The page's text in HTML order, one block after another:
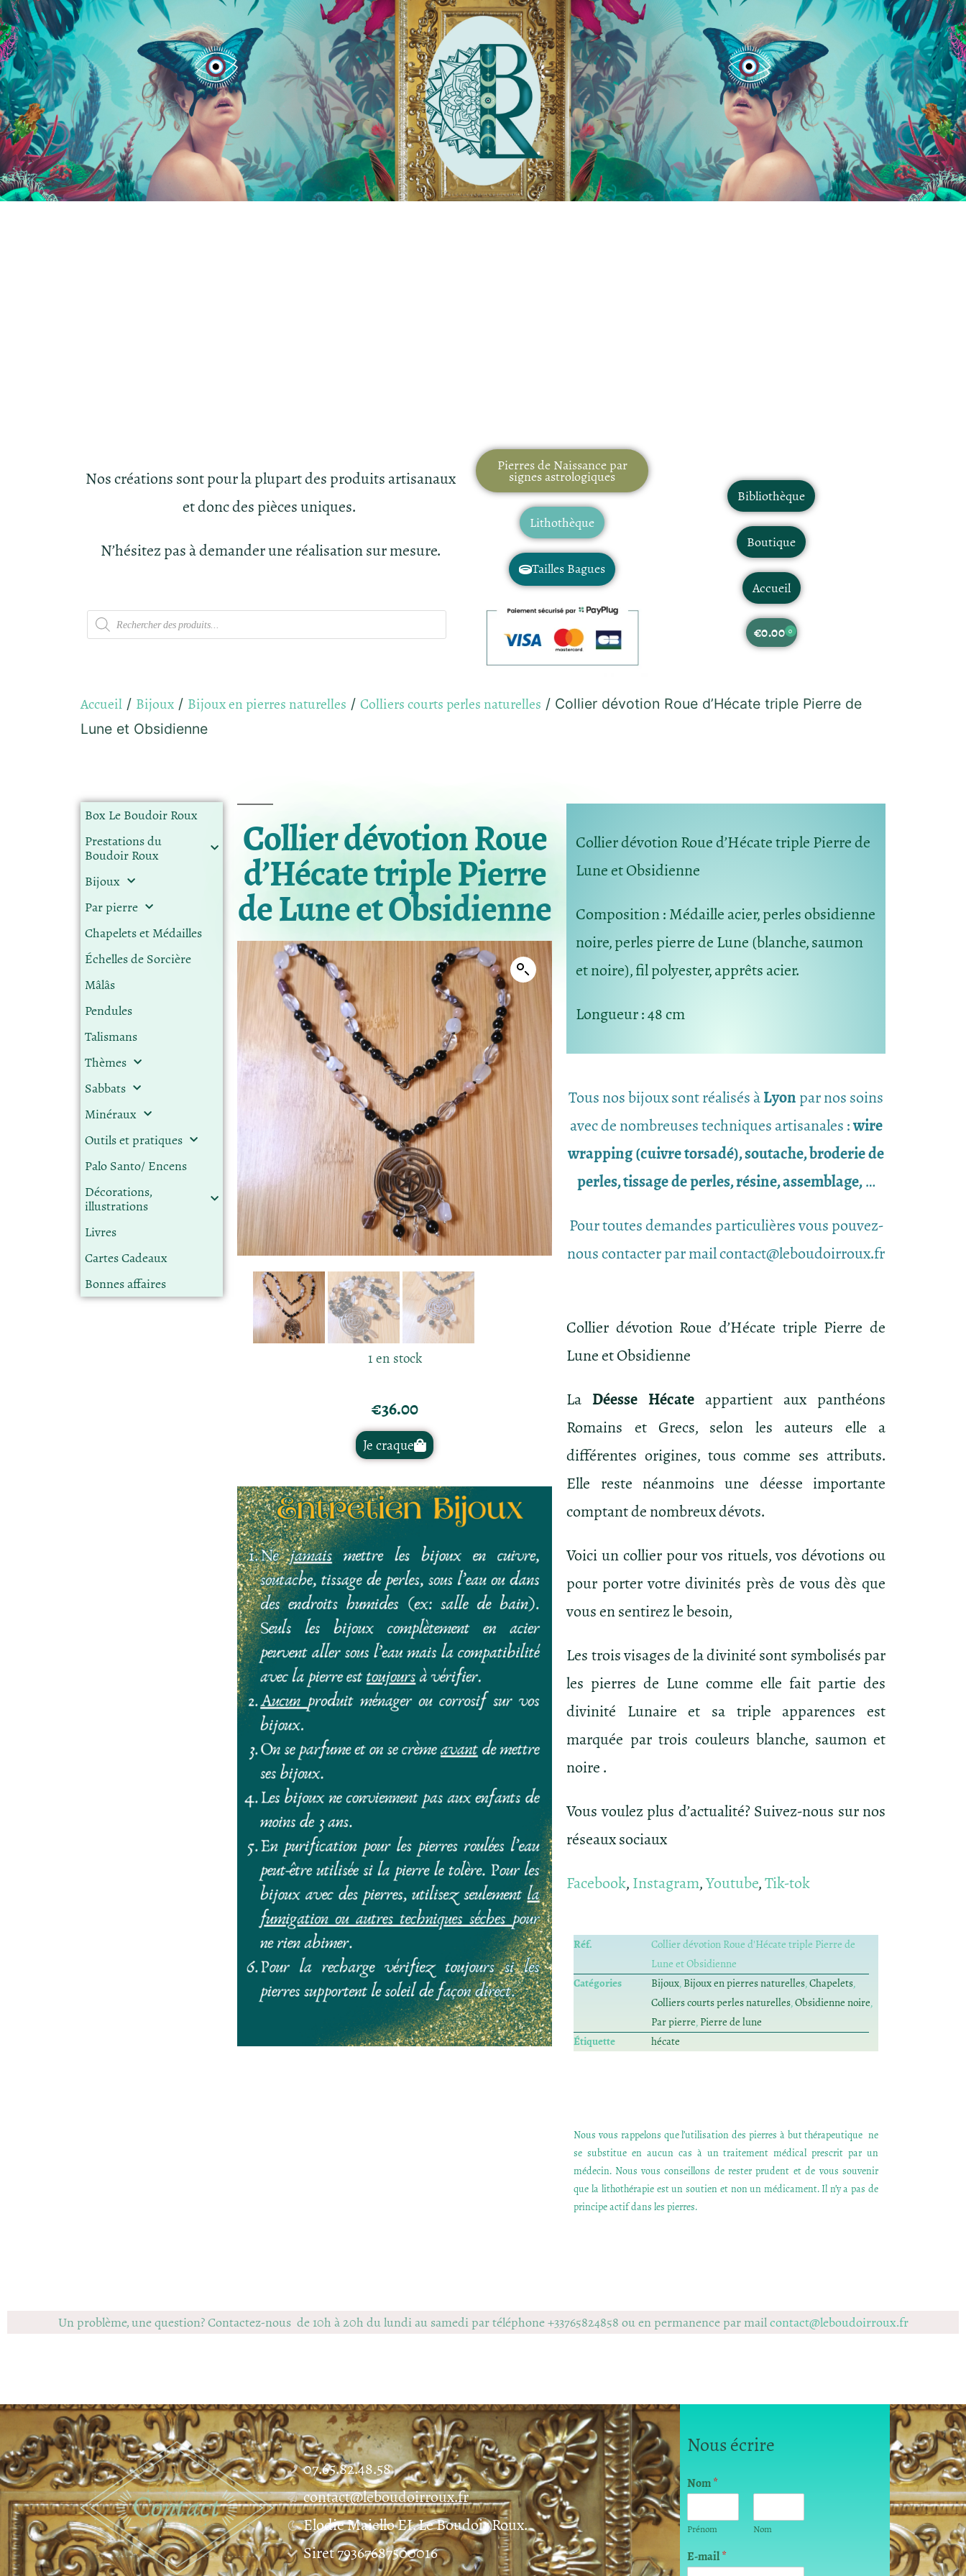
Nos créations sont pour la plupart des produits artisanaux
et donc des pièces uniques.
N’hésitez pas à demander une réalisation sur mesure.
Pierres de Naissance par
signes astrologiques
Lithothèque
Tailles Bagues
Bibliothèque
Boutique
Accueil
€0.00 0
Accueil / Bijoux / Bijoux en pierres naturelles / Colliers courts perles naturelles / Collier dévotion Roue d’Hécate triple Pierre de
Lune et Obsidienne
Box Le Boudoir Roux
Prestations du
Boudoir Roux
Bijoux
Par pierre
Chapelets et Médailles
Échelles de Sorcière
Mâlâs
Pendules
Talismans
Thèmes
Sabbats
Minéraux
Outils et pratiques
Palo Santo/ Encens
Décorations,
illustrations
Livres
Cartes Cadeaux
Bonnes affaires
Collier dévotion Roue
d’Hécate triple Pierre
de Lune et Obsidienne
1 en stock
€36.00
Je craque
Collier dévotion Roue d’Hécate triple Pierre de
Lune et Obsidienne
Composition: Médaille acier, perles obsidienne
noire, perles pierre de Lune (blanche, saumon
et noire), fil polyester, apprêts acier.
Longueur: 48 cm
Tous nos bijoux sont réalisés àLyonpar nos soins
avec de nombreuses techniques artisanales :wire
wrapping (cuivre torsadé), soutache, broderie de
perles, tissage de perles, résine, assemblage,…
Pour toutes demandes particulières vous pouvez-
nous contacter par mail contact@leboudoirroux.fr
Collier dévotion Roue d’Hécate triple Pierre de
Lune et Obsidienne
LaDéesse Hécate appartient aux panthéons
Romains et Grecs, selon les auteurs elle a
différentes origines, tous comme ses attributs.
Elle reste néanmoins une déesse importante
comptant de nombreux dévots.
Voici un collier pour vos rituels, vos dévotions ou
pour porter votre divinités près de vous dès que
vous en sentirez le besoin,
Les trois visages de la divinité sont symbolisés par
les pierres de Lune comme elle fait partie des
divinité Lunaire et sa triple apparences est
marquée par trois couleurs blanche, saumon et
noire .
Vous voulez plus d’actualité? Suivez-nous sur nos
réseaux sociaux
Facebook,Instagram,Youtube,Tik-tok
Réf.
Collier dévotion Roue d'Hécate triple Pierre de
Lune et Obsidienne
Catégories
Bijoux,Bijoux en pierres naturelles,Chapelets,
Colliers courts perles naturelles,Obsidienne noire,
Par pierre,Pierre de lune
Étiquette
hécate
Nous vous rappelons que l’utilisation des pierres à but thérapeutique ne
se substitue en aucun cas à un traitement médical prescrit par un
médecin. Nous vous conseillons de rester prudent et de vous souvenir
que la lithothérapie est un soutien et non un médicament. Il n’y a pas de
principe actif dans les pierres.
Un problème, une question? Contactez-nous de 10h à 20h du lundi au samedi par téléphone +33765824858 ou en permanence par mailcontact@leboudoirroux.fr
07.65.82.48.58
contact@leboudoirroux.fr
Elodie Maiello EI. Le Boudoir Roux.
Siret 79367687500016
Nous écrire
E
-
a
i
l
o
Nom*
Prénom Nom
E-mail*